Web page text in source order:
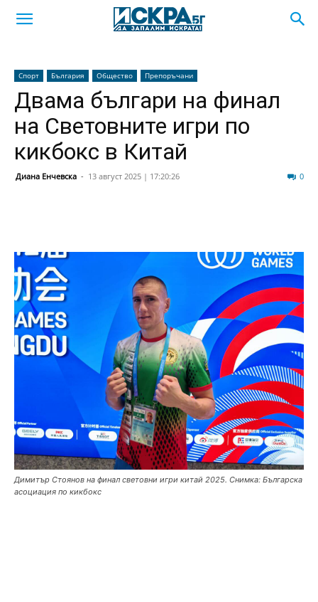
Спорт България Общество Препоръчани
Двама българи на финал
на Световните игри по
кикбокс в Китай
Диана Енчевска - 13 август 2025 | 17:20:26 0
Димитър Стоянов на финал световни игри китай 2025. Снимка: Българска
асоциация по кикбокс